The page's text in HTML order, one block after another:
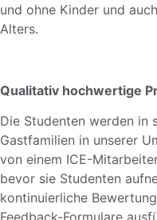
und ohne Kinder und
Alters.
Qualitativ hochwertige
Die Studenten werden in
Gastfamilien in unserer
von einem ICE-
bevor sie Studenten
kontinuierliche
Feedback-Formulare